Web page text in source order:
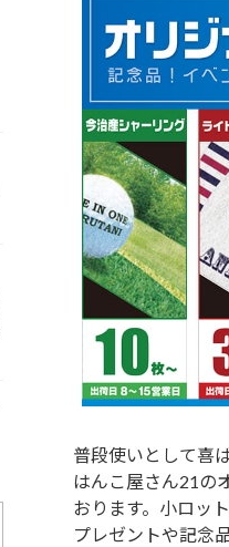
普段使いとして喜
はんこ屋さん21の
おります。小ロッ
プレゼントや記念